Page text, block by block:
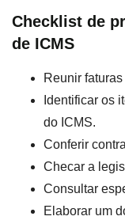
Checklist de
de ICMS
Reunir
Identificar os
do ICMS.
Conferir
Checar a
Consultar
Elaborar um